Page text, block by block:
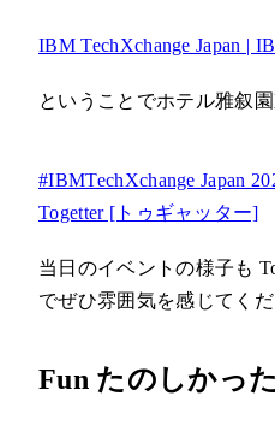
IBM TechXchange Japan |
ということでホテル雅叙
#IBMTechXchange Japan
Togetter [トゥギャッター]
当日のイベントの様子も
でぜひ雰囲気を感じてくだ
Fun たのしかっ